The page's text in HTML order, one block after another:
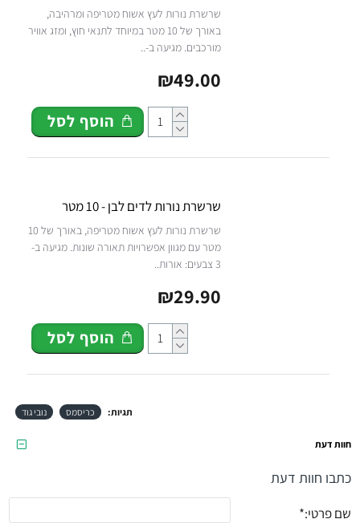
שרשרת נורות לעץ אשוח מטריפה ומרהיבה,
באורך של 10 מטר במיוחד לתנאי חוץ, ומזג אוויר
מורכבים. מגיעה ב-..
₪49.00
הוסף לסל
שרשרת נורות לדים לבן - 10 מטר
שרשרת נורות לעץ אשוח מטריפה, באורך של 10
מטר עם מגוון אפשרויות תאורה שונות. מגיעה ב-
3 צבעים: אורות..
₪29.90
הוסף לסל
תגיות: כריסמס נובי גוד
חוות דעת
כתבו חוות דעת
שם פרטי: